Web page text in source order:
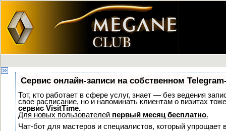
Сервис онлайн-записи на собственном
Тот, кто работает в сфере услуг, знает — без ведения
свое расписание, но и напоминать клиентам о визитах
сервис VisitTime.
Для новых пользователей первый месяц бесплатно.
Чат-бот для мастеров и специалистов, который упрощает